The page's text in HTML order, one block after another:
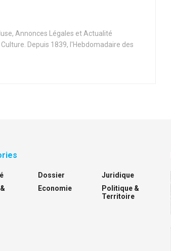
Annonces Légales et Actualité
Depuis 1839, l'Hebdomadaire des
Dossier
Economie
Juridique
Politique &
Territoire